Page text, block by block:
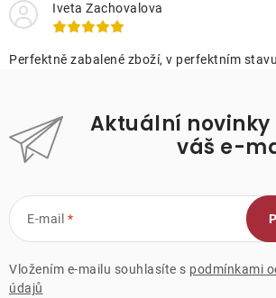
Iveta Zachovalova
Perfektně zabalené zboží, v perfektním
Aktuální novinky
váš e-
E-mail
Vložením e-mailu souhlasíte s podmínkami
údajů